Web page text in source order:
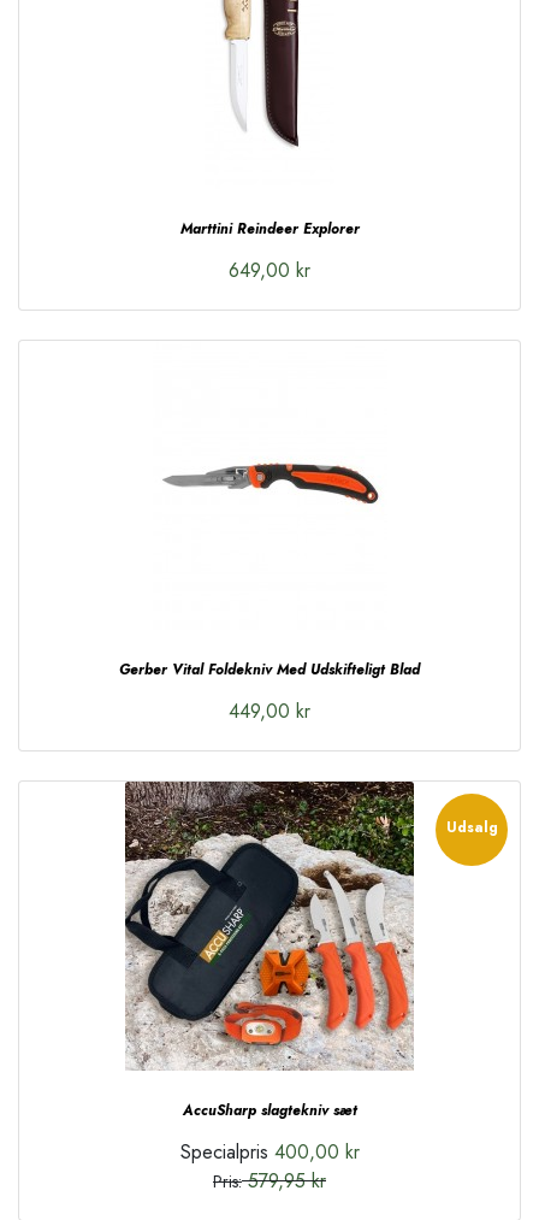
Marttini Reindeer Explorer
649,00 kr
Gerber Vital Foldekniv Med Udskifteligt Blad
449,00 kr
Udsalg
AccuSharp slagtekniv sæt
Specialpris 400,00 kr
Pris: 579,95 kr